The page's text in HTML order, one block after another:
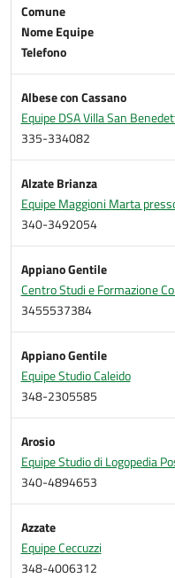
Comune
Nome Equipe
Telefono
Albese con Cassano
Equipe DSA Villa San
335-334082
Alzate Brianza
Equipe Maggioni Marta
340-3492054
Appiano Gentile
Centro Studi e Formazione
3455537384
Appiano Gentile
Equipe Studio Caleido
348-2305585
Arosio
Equipe Studio di Logopedia
340-4894653
Azzate
Equipe Ceccuzzi
348-4006312